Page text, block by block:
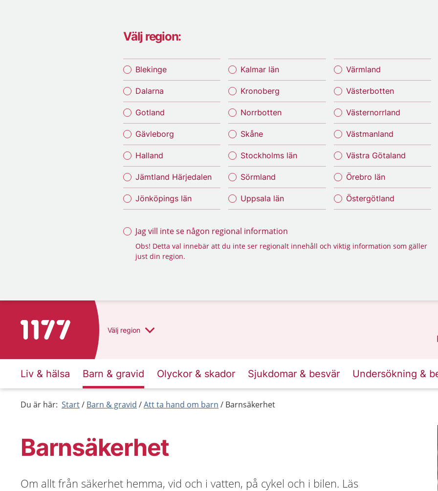
Välj region:
Blekinge
Dalarna
Gotland
Gävleborg
Halland
Jämtland Härjedalen
Jönköpings län
Kalmar län
Kronoberg
Norrbotten
Skåne
Stockholms län
Sörmland
Uppsala län
Värmland
Västerbotten
Västernorrland
Västmanland
Västra Götaland
Örebro län
Östergötland
Jag vill inte se någon regional information
Obs! Detta val innebär att du inte ser regionalt innehåll och viktig information som gäller
just din region.
Till startsidan för 1177 Välj region
Liv & hälsa Barn & gravid Olyckor & skador Sjukdomar & besvär Undersökning &
Du är här: Start Barn & gravid Att ta hand om barn Barnsäkerhet
Barnsäkerhet
Om allt från säkerhet hemma, vid och i vatten, på cykel och i bilen. Läs